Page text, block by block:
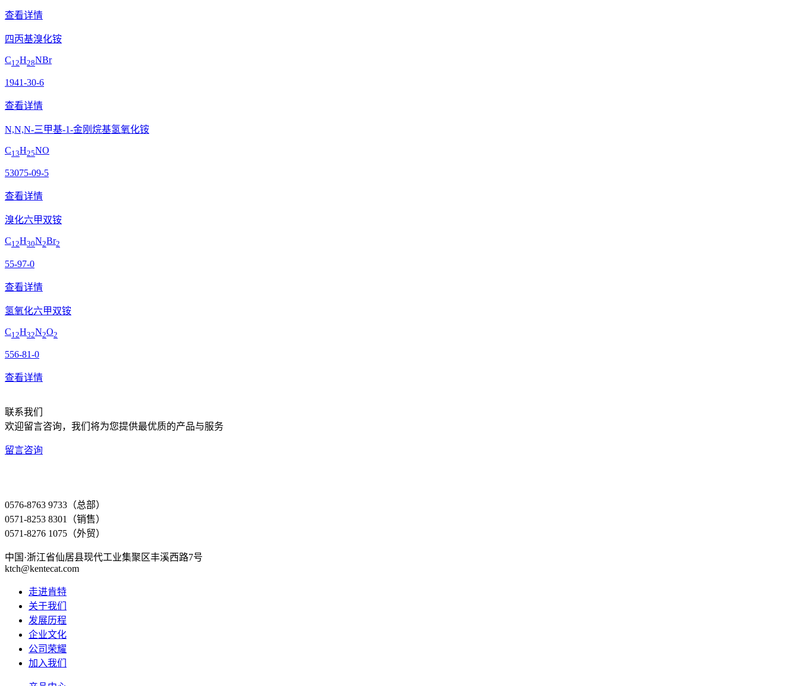
查看详情
四丙基溴化铵
C12H28NBr
1941-30-6
查看详情
N,N,N-三甲基-1-金刚烷基氢氧化铵
C13H25NO
53075-09-5
查看详情
溴化六甲双铵
C12H30N2Br2
55-97-0
查看详情
氢氧化六甲双铵
C12H32N2O2
556-81-0
查看详情
联系我们
欢迎留言咨询，我们将为您提供最优质的产品与服务
留言咨询
0576-8763 9733（总部）
0571-8253 8301（销售）
0571-8276 1075（外贸）
中国·浙江省仙居县现代工业集聚区丰溪西路7号
ktch@kentecat.com
走进肯特
关于我们
发展历程
企业文化
公司荣耀
加入我们